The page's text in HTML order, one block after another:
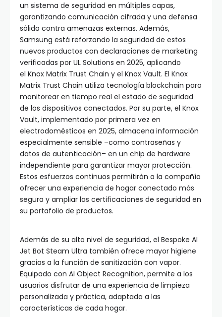
un sistema de seguridad en múltiples capas,
garantizando comunicación cifrada y una defensa
sólida contra amenazas externas. Además,
Samsung está reforzando la seguridad de estos
nuevos productos con declaraciones de marketing
verificadas por UL Solutions en 2025, aplicando
el Knox Matrix Trust Chain y el Knox Vault. El Knox
Matrix Trust Chain utiliza tecnología blockchain para
monitorear en tiempo real el estado de seguridad
de los dispositivos conectados. Por su parte, el Knox
Vault, implementado por primera vez en
electrodomésticos en 2025, almacena información
especialmente sensible –como contraseñas y
datos de autenticación– en un chip de hardware
independiente para garantizar mayor protección.
Estos esfuerzos continuos permitirán a la compañía
ofrecer una experiencia de hogar conectado más
segura y ampliar las certificaciones de seguridad en
su portafolio de productos.
Además de su alto nivel de seguridad, el Bespoke AI
Jet Bot Steam Ultra también ofrece mayor higiene
gracias a la función de sanitización con vapor.
Equipado con AI Object Recognition, permite a los
usuarios disfrutar de una experiencia de limpieza
personalizada y práctica, adaptada a las
características de cada hogar.